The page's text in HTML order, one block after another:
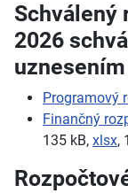
Schválený
2026
Programový
Finančný
135 kB, xlsx,